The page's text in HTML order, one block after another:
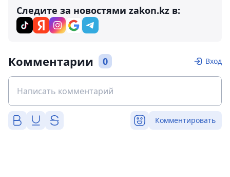
Следите за новостями zakon.kz в:
Комментарии 0 Вход
Комментировать